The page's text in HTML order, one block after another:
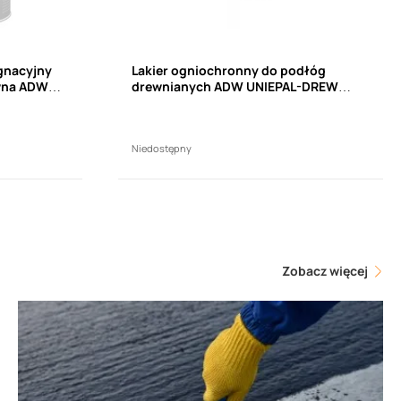
ADW
Lakier ogniochronny do podłóg
drewnianych ADW UNIEPAL-DREW
Niedostępny
Zobacz więcej